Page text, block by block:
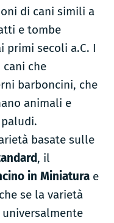
di cani simili a
e tombe
primi secoli a.C. I
che
barboncini, che
animali e
basate sulle
, il
in Miniatura e
se la varietà